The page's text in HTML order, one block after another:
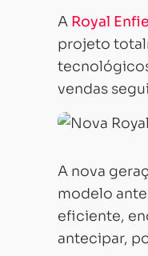
A Royal
projeto
vendas
A nova
modelo
eficiente,
antecipar,